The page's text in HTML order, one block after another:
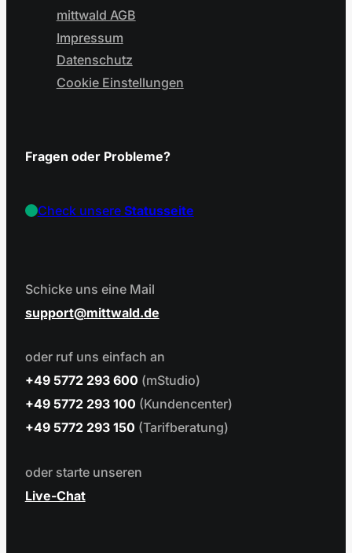
mittwald AGB
Impressum
Datenschutz
Cookie Einstellungen
Fragen oder Probleme?
Check unsereStatusseite
Schicke uns eine Mail
support
mittwald.de
oder ruf uns einfach an
+49 5772 293 600 (mStudio)
+49 5772 293 100 (Kundencenter)
+49 5772 293 150 (Tarifberatung)
oder starte unseren
Live-Chat